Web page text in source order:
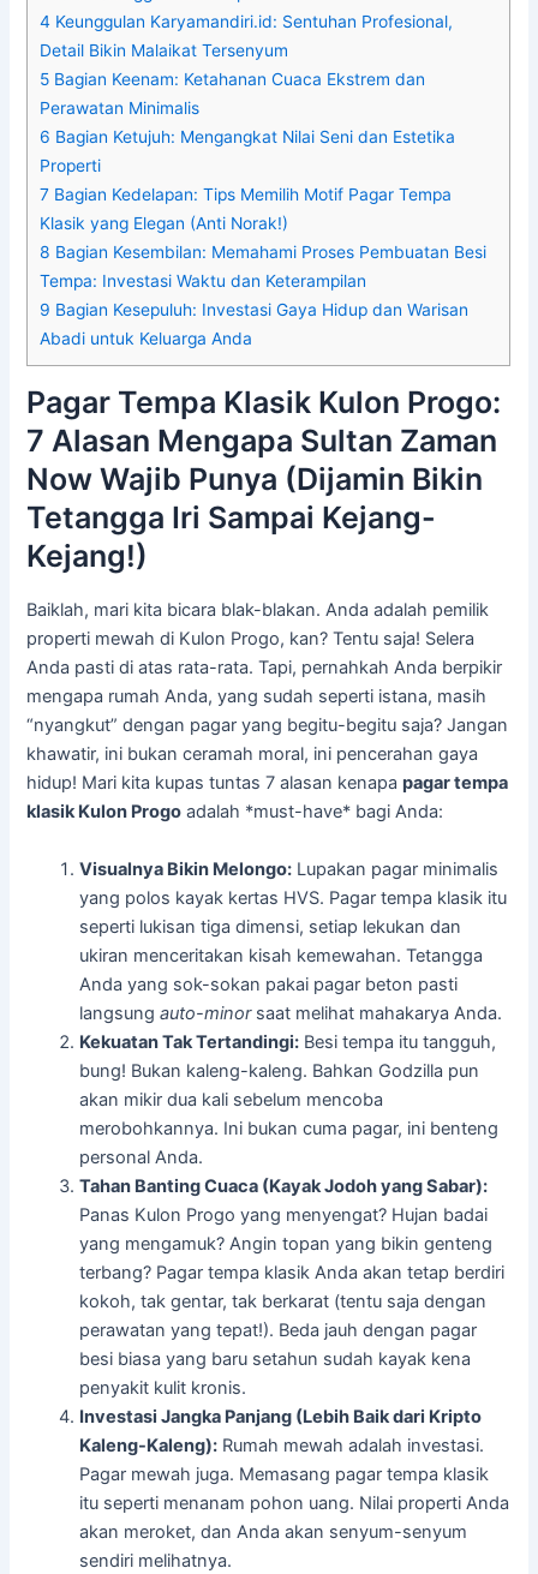
4 Keunggulan Karyamandiri.id: Sentuhan Profesional,
Detail Bikin Malaikat Tersenyum
5 Bagian Keenam: Ketahanan Cuaca Ekstrem dan
Perawatan Minimalis
6 Bagian Ketujuh: Mengangkat Nilai Seni dan Estetika
Properti
7 Bagian Kedelapan: Tips Memilih Motif Pagar Tempa
Klasik yang Elegan (Anti Norak!)
8 Bagian Kesembilan: Memahami Proses Pembuatan Besi
Tempa: Investasi Waktu dan Keterampilan
9 Bagian Kesepuluh: Investasi Gaya Hidup dan Warisan
Abadi untuk Keluarga Anda
Pagar Tempa Klasik Kulon Progo:
7 Alasan Mengapa Sultan Zaman
Now Wajib Punya (Dijamin Bikin
Tetangga Iri Sampai Kejang-
Kejang!)
Baiklah, mari kita bicara blak-blakan. Anda adalah pemilik
properti mewah di Kulon Progo, kan? Tentu saja! Selera
Anda pasti di atas rata-rata. Tapi, pernahkah Anda berpikir
mengapa rumah Anda, yang sudah seperti istana, masih
“nyangkut” dengan pagar yang begitu-begitu saja? Jangan
khawatir, ini bukan ceramah moral, ini pencerahan gaya
hidup! Mari kita kupas tuntas 7 alasan kenapapagar tempa
klasik Kulon Progo adalah *must-have* bagi Anda:
Visualnya Bikin Melongo: Lupakan pagar minimalis
yang polos kayak kertas HVS. Pagar tempa klasik itu
seperti lukisan tiga dimensi, setiap lekukan dan
ukiran menceritakan kisah kemewahan. Tetangga
Anda yang sok-sokan pakai pagar beton pasti
langsungauto-minorsaat melihat mahakarya Anda.
Kekuatan Tak Tertandingi: Besi tempa itu tangguh,
bung! Bukan kaleng-kaleng. Bahkan Godzilla pun
akan mikir dua kali sebelum mencoba
merobohkannya. Ini bukan cuma pagar, ini benteng
personal Anda.
Tahan Banting Cuaca (Kayak Jodoh yang Sabar):
Panas Kulon Progo yang menyengat? Hujan badai
yang mengamuk? Angin topan yang bikin genteng
terbang? Pagar tempa klasik Anda akan tetap berdiri
kokoh, tak gentar, tak berkarat (tentu saja dengan
perawatan yang tepat!). Beda jauh dengan pagar
besi biasa yang baru setahun sudah kayak kena
penyakit kulit kronis.
Investasi Jangka Panjang (Lebih Baik dari Kripto
Kaleng-Kaleng): Rumah mewah adalah investasi.
Pagar mewah juga. Memasang pagar tempa klasik
itu seperti menanam pohon uang. Nilai properti Anda
akan meroket, dan Anda akan senyum-senyum
sendiri melihatnya.